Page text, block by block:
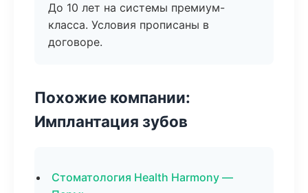
До 10 лет на системы премиум-
класса. Условия прописаны в
договоре.
Похожие компании:
Имплантация зубов
Стоматология Health Harmony —